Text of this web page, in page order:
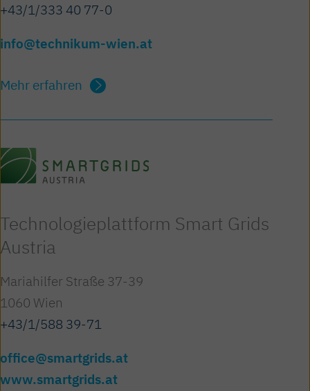
+43/1/333 40 77-0
info@technikum-wien.at
Mehr erfahren
Technologieplattform Smart Grids
Austria
Mariahilfer Straße 37-39
1060 Wien
+43/1/588 39-71
office@smartgrids.at
www.smartgrids.at